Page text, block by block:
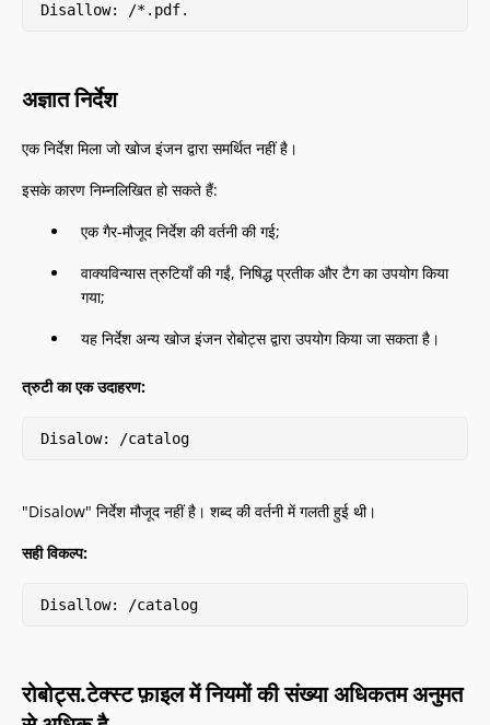
Disallow: /*.pdf.
अज्ञात निर्देश
एक निर्देश मिला जो खोज इंजन द्वारा समर्थित नहीं है।
इसके कारण निम्नलिखित हो सकते हैं:
एक गैर-मौजूद निर्देश की वर्तनी की गई;
वाक्यविन्यास त्रुटियाँ की गईं, निषिद्ध प्रतीक और टैग का उपयोग किया
गया;
यह निर्देश अन्य खोज इंजन रोबोट्स द्वारा उपयोग किया जा सकता है।
त्रुटी का एक उदाहरण:
Disalow: /catalog
"Disalow" निर्देश मौजूद नहीं है। शब्द की वर्तनी में गलती हुई थी।
सही विकल्प:
Disallow: /catalog
रोबोट्स.टेक्स्ट फ़ाइल में नियमों की संख्या अधिकतम अनुमत